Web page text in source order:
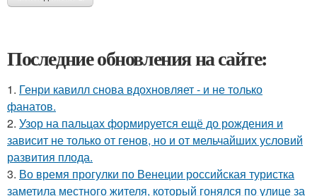
Последние обновления на сайте:
1. Генри кавилл снова вдохновляет - и не только
фанатов.
2. Узор на пальцах формируется ещё до рождения и
зависит не только от генов, но и от мельчайших условий
развития плода.
3. Во время прогулки по Венеции российская туристка
заметила местного жителя, который гонялся по улице за